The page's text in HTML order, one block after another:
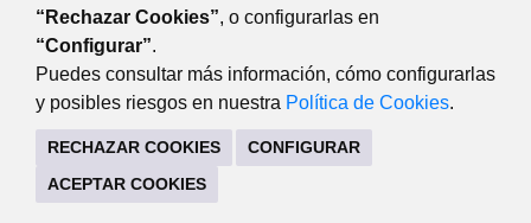
“Rechazar Cookies”, o configurarlas en
“Configurar”.
Puedes consultar más información, cómo configurarlas
y posibles riesgos en nuestra Política de Cookies.
RECHAZAR COOKIES
CONFIGURAR
ACEPTAR COOKIES
Avda. de Guadarrama, 34 (lateral del edificio). 28220
Majadahonda Madrid
916341440
MAPA WEB
AVISO LEGAL
POLÍTICA DE COOKIES